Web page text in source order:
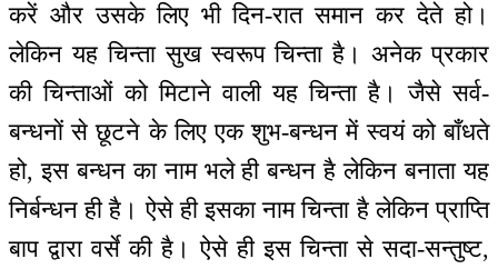
करें और उसके लिए भी दिन-रात समान कर देते हो।
लेकिन यह चिन्ता सुख स्वरूप चिन्ता है। अनेक प्रकार
की चिन्ताओं को मिटाने वाली यह चिन्ता है। जैसे सर्व-
बन्धनों से छूटने के लिए एक शुभ-बन्धन में स्वयं को बाँधते
हो, इस बन्धन का नाम भले ही बन्धन है लेकिन बनाता यह
निर्बन्धन ही है। ऐसे ही इसका नाम चिन्ता है लेकिन प्राप्ति
बाप द्वारा वर्से की है। ऐसे ही इस चिन्ता से सदा-सन्तुष्ट,